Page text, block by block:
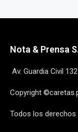
Nota & Prensa
Av. Guardia Civil
Copyright
Todos los derechos